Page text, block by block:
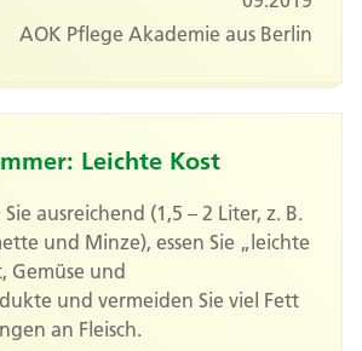
AOK Pflege Akademie aus Berlin
Leichte Kost
ausreichend (1,5 – 2 Liter, z. B.
und Minze), essen Sie „leichte
Gemüse und
und vermeiden Sie viel Fett
an Fleisch.